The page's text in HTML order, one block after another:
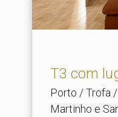
T3 com
Porto / Trofa
Martinho e